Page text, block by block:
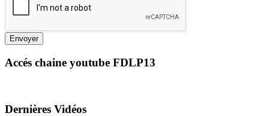
Envoyer
Accés chaine youtube FDLP13
Dernières Vidéos